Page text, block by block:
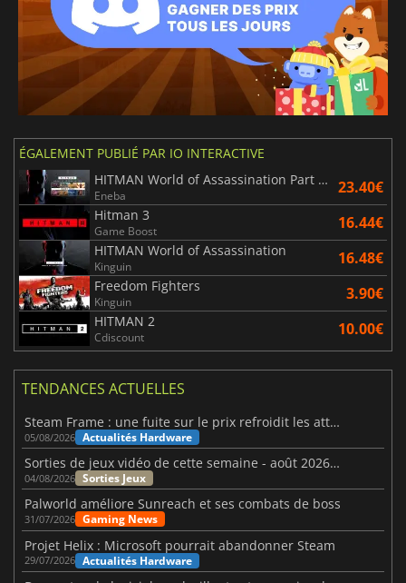
ÉGALEMENT PUBLIÉ PAR IO INTERACTIVE
HITMAN World of Assassination Part One
Eneba 23.40€
Hitman 3
Game Boost 16.44€
HITMAN World of Assassination
Kinguin 16.48€
Freedom Fighters
Kinguin 3.90€
HITMAN 2
Cdiscount 10.00€
TENDANCES ACTUELLES
Steam Frame : une fuite sur le prix refroidit les attentes VR
05/08/2026 Actualités Hardware
Sorties de jeux vidéo de cette semaine - août 2026 (semaine 32)
04/08/2026 Sorties Jeux
Palworld améliore Sunreach et ses combats de boss
31/07/2026 Gaming News
Projet Helix : Microsoft pourrait abandonner Steam
29/07/2026 Actualités Hardware